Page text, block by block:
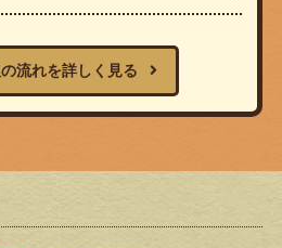
流れを詳しく見る